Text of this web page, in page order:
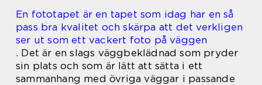
En fototapet är en tapet som idag har en så
pass bra kvalitet och skärpa att det verkligen
ser ut som ett vackert foto på väggen
. Det är en slags väggbeklädnad som pryder
sin plats och som är lätt att sätta i ett
sammanhang med övriga väggar i passande